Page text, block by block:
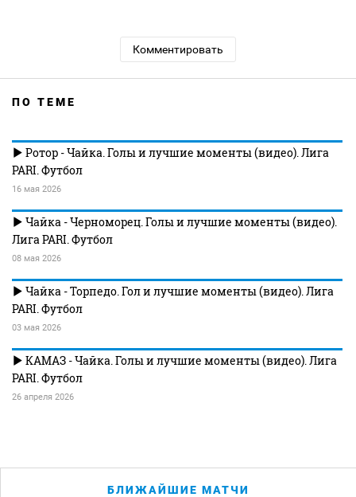
Комментировать
ПО ТЕМЕ
Ротор - Чайка. Голы и лучшие моменты (видео). Лига
PARI. Футбол
16 мая 2026
Чайка - Черноморец. Голы и лучшие моменты (видео).
Лига PARI. Футбол
08 мая 2026
Чайка - Торпедо. Гол и лучшие моменты (видео). Лига
PARI. Футбол
03 мая 2026
КАМАЗ - Чайка. Голы и лучшие моменты (видео). Лига
PARI. Футбол
26 апреля 2026
БЛИЖАЙШИЕ МАТЧИ